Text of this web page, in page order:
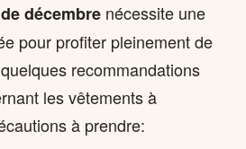
décembre nécessite une
pour profiter pleinement de
recommandations
les vêtements à
à prendre: